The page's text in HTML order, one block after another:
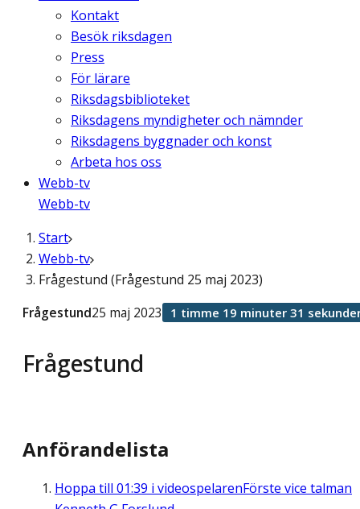
Kontakt
Besök riksdagen
Press
För lärare
Riksdagsbiblioteket
Riksdagens myndigheter och nämnder
Riksdagens byggnader och konst
Arbeta hos oss
Webb-tv
Webb-tv
Start
Webb-tv
Frågestund (Frågestund 25 maj 2023)
Frågestund
Frågestund25 maj 2023 1 timme 19 minuter 31
Anförandelista
Hoppa till 01:39 i videospelarenFörste vice talman